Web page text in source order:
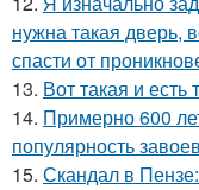
нужна такая дверь,
спасти от
13. Вот такая и
14. Примерно 600
популярность
15. Скандал в